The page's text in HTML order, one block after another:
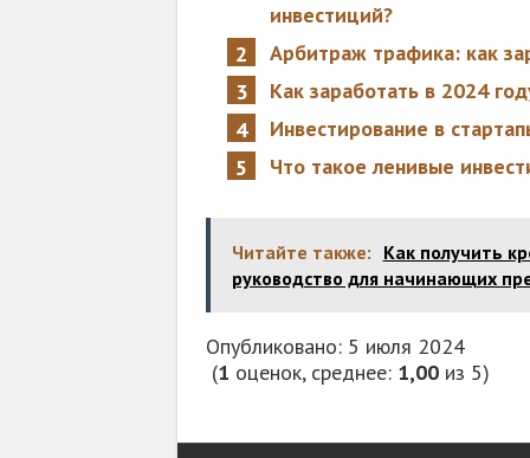
инвестиций?
Арбитраж трафика: как
Как заработать в 2024
Инвестирование в
Что такое ленивые
Читайте также: Как получить
руководство для начинающих
Опубликовано: 5 июля 2024
(1 оценок, среднее: 1,00из 5)